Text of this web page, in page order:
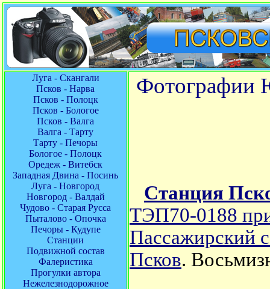
Луга - Скангали
Псков - Нарва
Псков - Полоцк
Псков - Бологое
Псков - Валга
Валга - Тарту
Тарту - Печоры
Бологое - Полоцк
Оредеж - Витебск
Западная Двина - Посинь
Луга - Новгород
Новгород - Валдай
Чудово - Старая Русса
Пыталово - Опочка
Печоры - Кудупе
Станции
Подвижной состав
Фалеристика
Прогулки автора
Нежелезнодорожное
Фотографии
Станция
ТЭП70-0188
Пассажирский
Псков.